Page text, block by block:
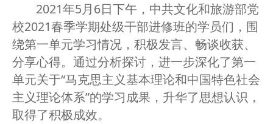
2021年5月6日下午，中共文化和旅游部党
校2021春季学期处级干部进修班的学员们，围
绕第一单元学习情况，积极发言、畅谈收获、
分享心得。通过分析探讨，进一步深化了第一
单元关于“马克思主义基本理论和中国特色社会
主义理论体系”的学习成果，升华了思想认识，
取得了积极成效。